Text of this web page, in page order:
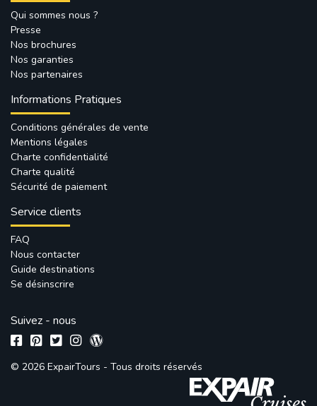
Qui sommes nous ?
Presse
Nos brochures
Nos garanties
Nos partenaires
Informations Pratiques
Conditions générales de vente
Mentions légales
Charte confidentialité
Charte qualité
Sécurité de paiement
Service clients
FAQ
Nous contacter
Guide destinations
Se désinscrire
Suivez - nous
© 2026 ExpairTours - Tous droits réservés